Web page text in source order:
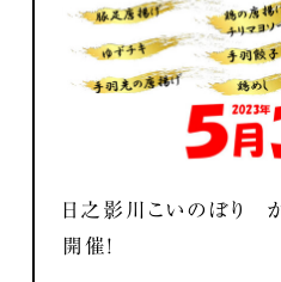
日之影川こいのぼり
開催！